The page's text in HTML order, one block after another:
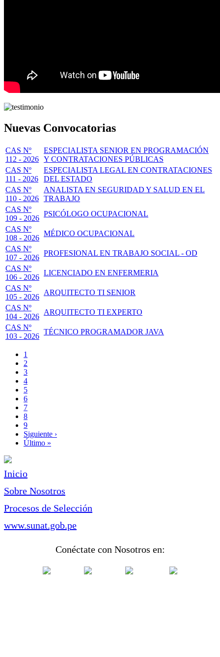
Nuevas Convocatorias
CAS Nº
112 - 2026
ESPECIALISTA SENIOR EN PROGRAMACIÓN
Y CONTRATACIONES PÚBLICAS
CAS Nº
111 - 2026
ESPECIALISTA LEGAL EN CONTRATACIONES
DEL ESTADO
CAS Nº
110 - 2026
ANALISTA EN SEGURIDAD Y SALUD EN EL
TRABAJO
CAS Nº
109 - 2026
PSICÓLOGO OCUPACIONAL
CAS Nº
108 - 2026
MÉDICO OCUPACIONAL
CAS Nº
107 - 2026
PROFESIONAL EN TRABAJO SOCIAL - OD
CAS Nº
106 - 2026
LICENCIADO EN ENFERMERIA
CAS Nº
105 - 2026
ARQUITECTO TI SENIOR
CAS Nº
104 - 2026
ARQUITECTO TI EXPERTO
CAS Nº
103 - 2026
TÉCNICO PROGRAMADOR JAVA
Paginación
Página
actual
1
Page
2
Page
3
Page
4
Page
5
Page
6
Page
7
Page
8
Page
9
Siguiente
página
Siguiente ›
Última
Último »
Inicio
Sobre Nosotros
Procesos de Selección
www.sunat.gob.pe
Conéctate con Nosotros en: